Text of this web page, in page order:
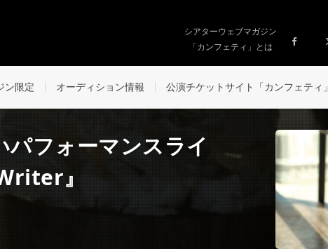
シアターウェブマガジン
「カンフェティ」とは
ン限定 オーディション情報 公演チケットサイト「カンフェティ」
フォーマンスライ
』